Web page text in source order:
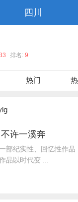
四川
排名: 9
热门
许一溪奔
部纪实性、回忆性作
品以时代变 ...